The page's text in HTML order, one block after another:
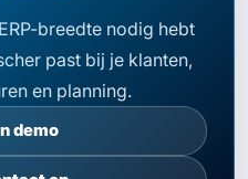
breedte nodig hebt
past bij je klanten,
en planning.
demo